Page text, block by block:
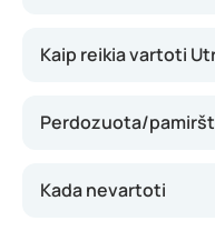
Kaip reikia vartoti
Perdozuota/
Kada nevartoti